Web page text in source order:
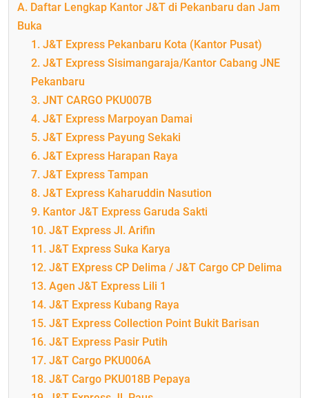
A. Daftar Lengkap Kantor J&T di Pekanbaru dan Jam
Buka
1. J&T Express Pekanbaru Kota (Kantor Pusat)
2. J&T Express Sisimangaraja/Kantor Cabang JNE
Pekanbaru
3. JNT CARGO PKU007B
4. J&T Express Marpoyan Damai
5. J&T Express Payung Sekaki
6. J&T Express Harapan Raya
7. J&T Express Tampan
8. J&T Express Kaharuddin Nasution
9. Kantor J&T Express Garuda Sakti
10. J&T Express Jl. Arifin
11. J&T Express Suka Karya
12. J&T EXpress CP Delima / J&T Cargo CP Delima
13. Agen J&T Express Lili 1
14. J&T Express Kubang Raya
15. J&T Express Collection Point Bukit Barisan
16. J&T Express Pasir Putih
17. J&T Cargo PKU006A
18. J&T Cargo PKU018B Pepaya